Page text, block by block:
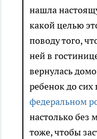
нашла
какой целью
поводу того,
ней в
вернулась
ребенок до сих
федеральном
настолько без
тоже, чтобы